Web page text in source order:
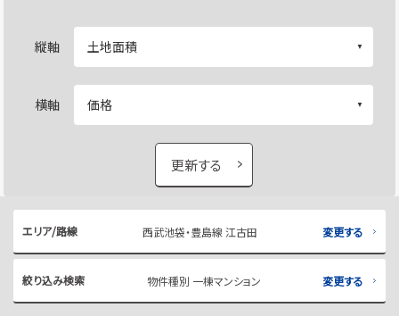
縦軸
横軸
更新する
エリア/路線 西武池袋・豊島線 江古田 変更する
絞り込み検索 物件種別 一棟マンション 変更する